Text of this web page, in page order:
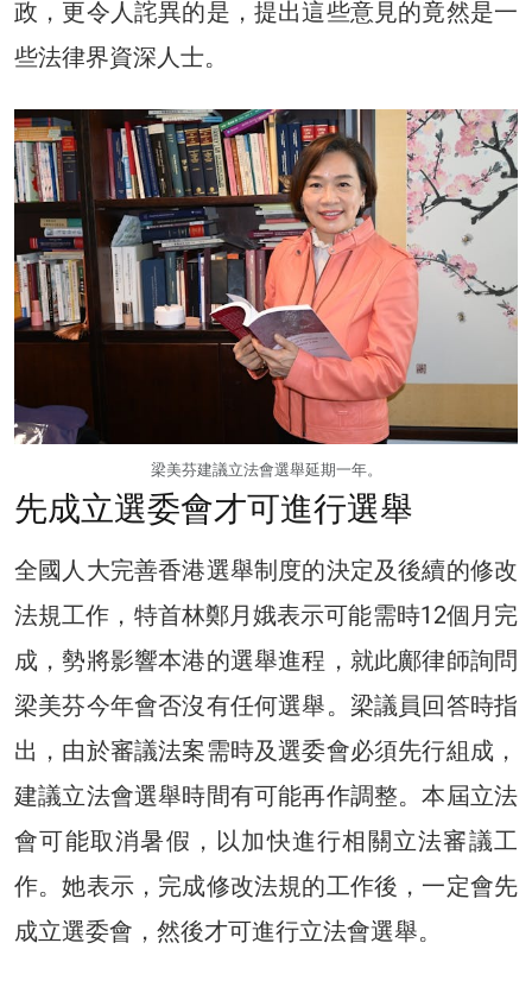
政，更令人詫異的是，提出這些意見的竟然是一
些法律界資深人士。
梁美芬建議立法會選舉延期一年。
先成立選委會才可進行選舉
全國人大完善香港選舉制度的決定及後續的修改
法規工作，特首林鄭月娥表示可能需時12個月完
成，勢將影響本港的選舉進程，就此鄺律師詢問
梁美芬今年會否沒有任何選舉。梁議員回答時指
出，由於審議法案需時及選委會必須先行組成，
建議立法會選舉時間有可能再作調整。本屆立法
會可能取消暑假，以加快進行相關立法審議工
作。她表示，完成修改法規的工作後，一定會先
成立選委會，然後才可進行立法會選舉。